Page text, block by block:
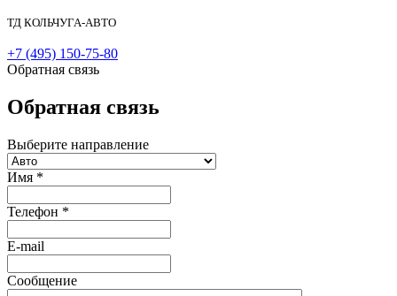
ТД КОЛЬЧУГА-АВТО
+7 (495) 150-75-80
Обратная связь
Обратная связь
Выберите направление
Имя *
Телефон *
E-mail
Сообщение